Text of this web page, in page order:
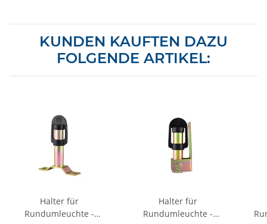
KUNDEN KAUFTEN DAZU
FOLGENDE ARTIKEL:
Halter für
Rundumleuchte -
Halter für
Rundumleuchte -